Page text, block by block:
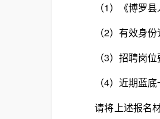
（1）《博罗县人
（2）有效身份
（3）招聘岗位
（4）近期蓝底
请将上述报名材